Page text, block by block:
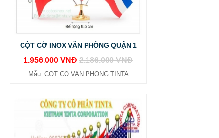
CỘT CỜ INOX VĂN PHÒNG QUẬN 1
1.956.000 VNĐ 2.186.000 VNĐ
Mẫu: COT CO VAN PHONG TINTA